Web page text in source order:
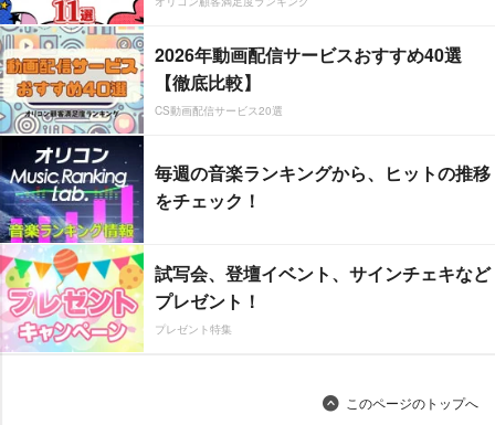
2026年動画配信サービスおすすめ40選
【徹底比較】
CS動画配信サービス20選
毎週の音楽ランキングから、ヒットの推移
をチェック！
試写会、登壇イベント、サインチェキなど
プレゼント！
プレゼント特集
このページのトップへ